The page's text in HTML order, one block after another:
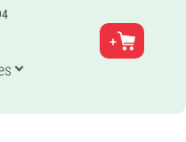
al cultivo